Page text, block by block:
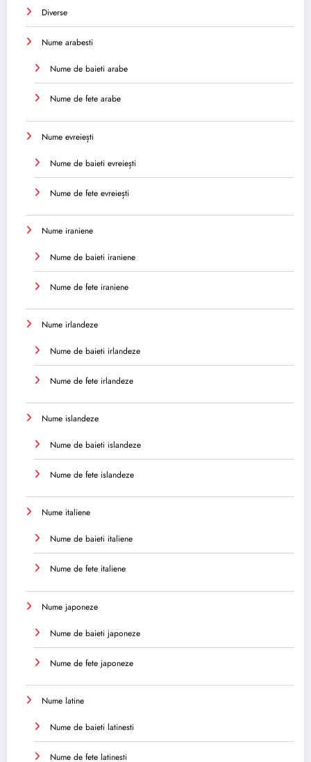
Diverse
Nume arabesti
Nume de baieti arabe
Nume de fete arabe
Nume evreiești
Nume de baieti evreiești
Nume de fete evreiești
Nume iraniene
Nume de baieti iraniene
Nume de fete iraniene
Nume irlandeze
Nume de baieti irlandeze
Nume de fete irlandeze
Nume islandeze
Nume de baieti islandeze
Nume de fete islandeze
Nume italiene
Nume de baieti italiene
Nume de fete italiene
Nume japoneze
Nume de baieti japoneze
Nume de fete japoneze
Nume latine
Nume de baieti latinesti
Nume de fete latinesti